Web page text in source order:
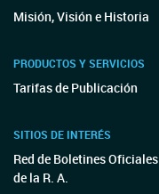
Misión, Visión e Historia
PRODUCTOS Y SERVICIOS
Tarifas de Publicación
SITIOS DE INTERÉS
Red de Boletines Oficiales
de la R. A.